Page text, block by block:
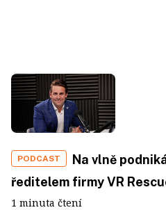
PODCAST
Na vlně
ředitelem firmy VR
1 minuta čtení